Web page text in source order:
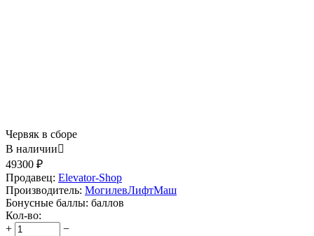
Червяк в сборе
В наличии
49300 ₽
Продавец: Elevator-Shop
Производитель: МогилевЛифтМаш
Бонусные баллы: баллов
Кол-во:
+
−